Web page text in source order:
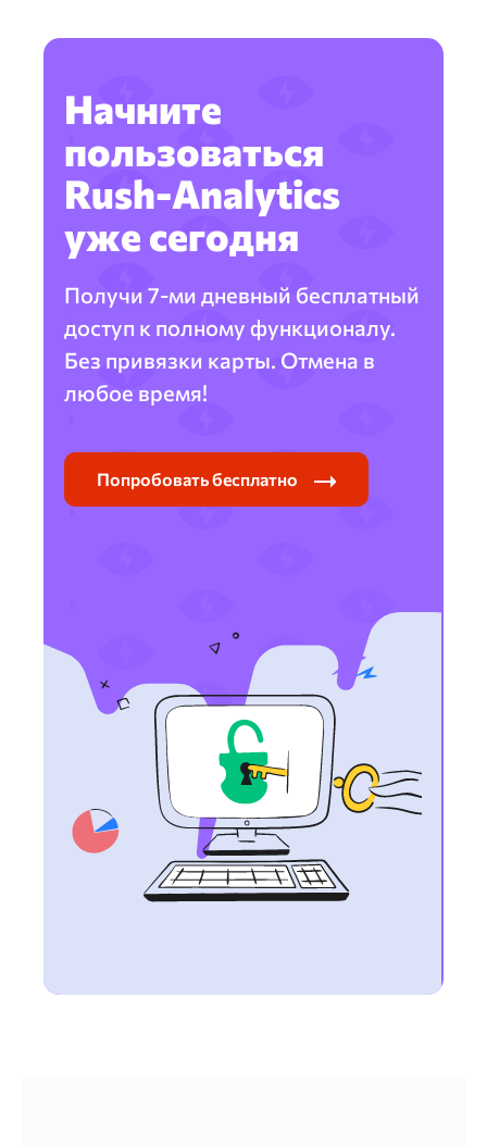
Начните
пользоваться
Rush-Analytics
уже сегодня
Получи 7-ми дневный бесплатный
доступ к полному функционалу.
Без привязки карты. Отмена в
любое время!
Попробовать бесплатно